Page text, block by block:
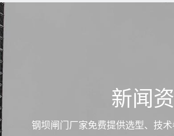
新闻
钢坝闸门厂家免费提供选型、技